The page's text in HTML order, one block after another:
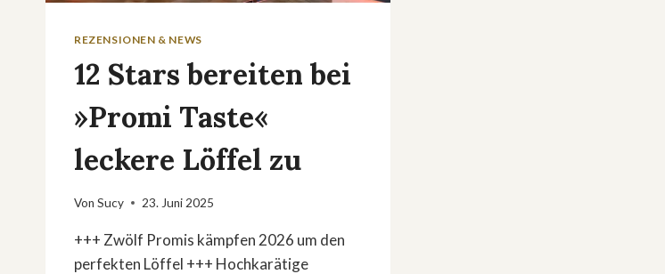
REZENSIONEN & NEWS
12 Stars bereiten bei
»Promi Taste«
leckere Löffel zu
Von Sucy 23. Juni 2025
+++ Zwölf Promis kämpfen 2026 um den
perfekten Löffel +++ Hochkarätige